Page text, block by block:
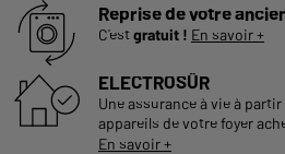
Reprise de votre
C'estgratuit ! En savoir +
ELECTROSÛR
Une assurance à vie à partir
appareils de votre foyer
En savoir +